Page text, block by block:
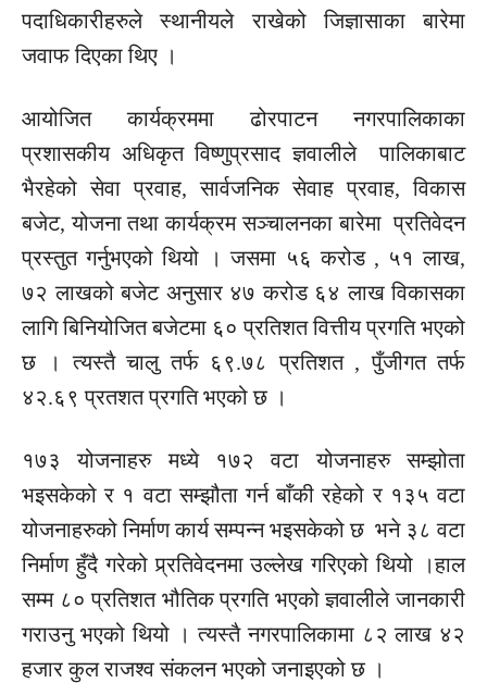
पदाधिकारीहरुले स्थानीयले राखेको जिज्ञासाका बारेमा
जवाफ दिएका थिए ।
आयोजित कार्यक्रममा ढोरपाटन नगरपालिकाका
प्रशासकीय अधिकृत विष्णुप्रसाद ज्ञवालीले पालिकाबाट
भैरहेको सेवा प्रवाह, सार्वजनिक सेवाह प्रवाह, विकास
बजेट, योजना तथा कार्यक्रम सञ्चालनका बारेमा प्रतिवेदन
प्रस्तुत गर्नुभएको थियो । जसमा ५६ करोड , ५१ लाख,
७२ लाखको बजेट अनुसार ४७ करोड ६४ लाख विकासका
लागि बिनियोजित बजेटमा ६० प्रतिशत वित्तीय प्रगति भएको
छ । त्यस्तै चालु तर्फ ६९.७८ प्रतिशत , पुँजीगत तर्फ
४२.६९ प्रतशत प्रगति भएको छ ।
१७३ योजनाहरु मध्ये १७२ वटा योजनाहरु सम्झोता
भइसकेको र १ वटा सम्झौता गर्न बाँकी रहेको र १३५ वटा
योजनाहरुको निर्माण कार्य सम्पन्न भइसकेको छ भने ३८ वटा
निर्माण हुँदै गरेको प्र्रतिवेदनमा उल्लेख गरिएको थियो ।हाल
सम्म ८० प्रतिशत भौतिक प्रगति भएको ज्ञवालीले जानकारी
गराउनु भएको थियो । त्यस्तै नगरपालिकामा ८२ लाख ४२
हजार कुल राजश्व संकलन भएको जनाइएको छ ।